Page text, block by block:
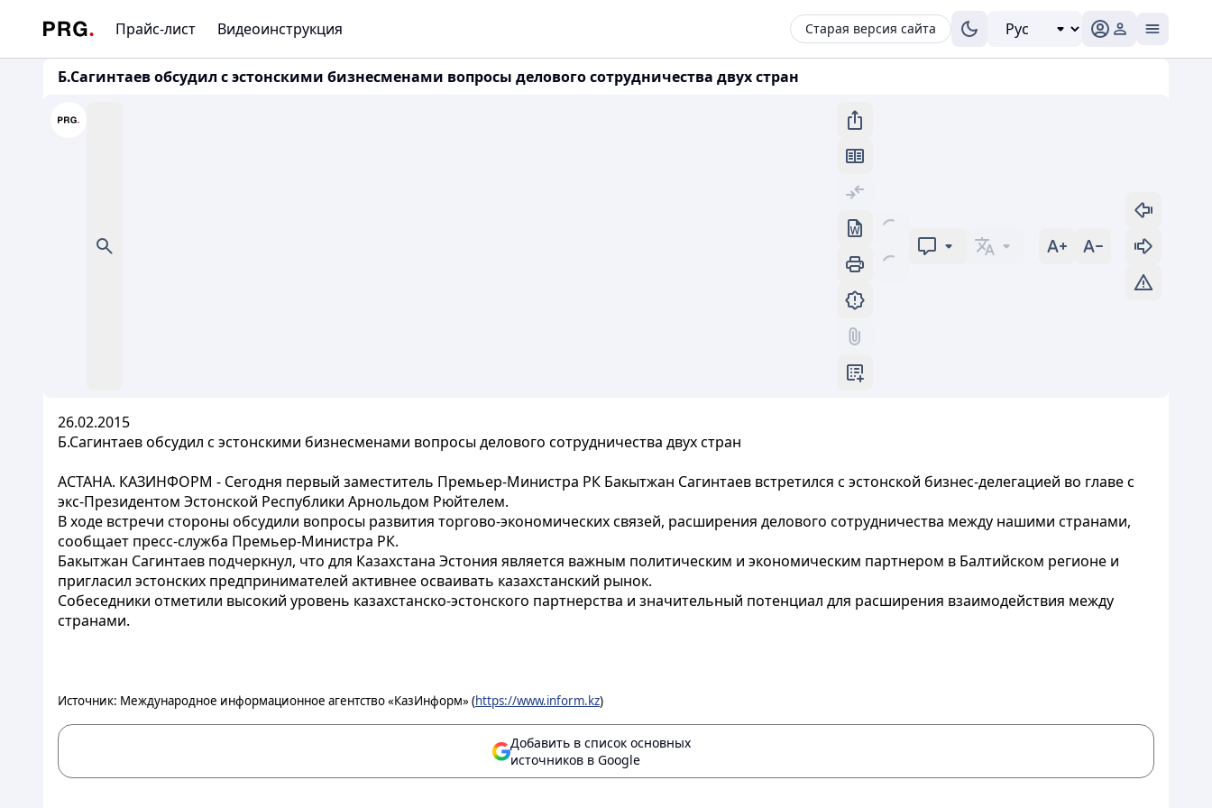
Прайс-лист Видеоинструкция Старая версия сайта
Б.Сагинтаев обсудил с эстонскими бизнесменами вопросы делового сотрудничества двух стран
26.02.2015
Б.Сагинтаев обсудил с эстонскими бизнесменами вопросы делового сотрудничества двух стран
АСТАНА. КАЗИНФОРМ - Сегодня первый заместитель Премьер-Министра РК Бакытжан Сагинтаев встретился с эстонской бизнес-делегацией во главе с
экс-Президентом Эстонской Республики Арнольдом Рюйтелем.
В ходе встречи стороны обсудили вопросы развития торгово-экономических связей, расширения делового сотрудничества между нашими странами,
сообщает пресс-служба Премьер-Министра РК.
Бакытжан Сагинтаев подчеркнул, что для Казахстана Эстония является важным политическим и экономическим партнером в Балтийском регионе и
пригласил эстонских предпринимателей активнее осваивать казахстанский рынок.
Собеседники отметили высокий уровень казахстанско-эстонского партнерства и значительный потенциал для расширения взаимодействия между
странами.
Источник: Международное информационное агентство «КазИнформ» (https://www.inform.kz)
Добавить в список основных
источников в Google